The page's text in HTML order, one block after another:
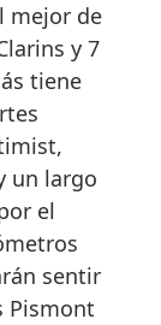
mejor de
y 7
tiene
un largo
el
sentir
Pismont